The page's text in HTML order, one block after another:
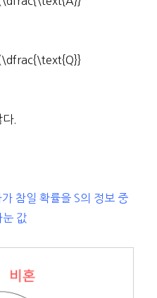
.
참일 확률을 S의 정보 중
눈 값